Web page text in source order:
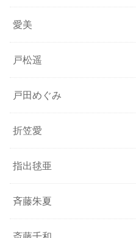
愛美
戸松遥
戸田めぐみ
折笠愛
指出毬亜
斉藤朱夏